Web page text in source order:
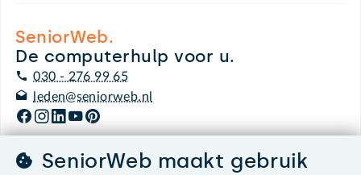
SeniorWeb.
De computerhulp voor u.
030 - 276 99 65
leden@seniorweb.nl
SeniorWeb maakt gebruik